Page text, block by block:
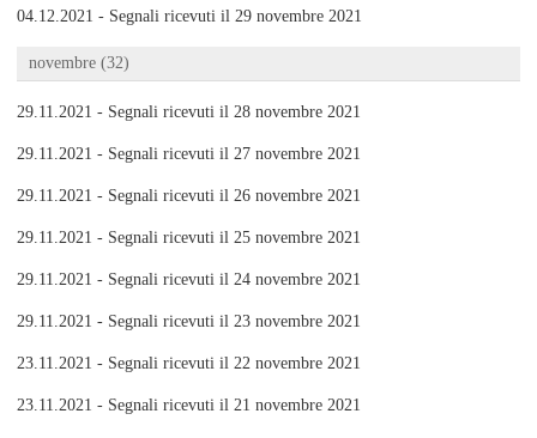
04.12.2021 - Segnali ricevuti il 29 novembre 2021
novembre (32)
29.11.2021 - Segnali ricevuti il 28 novembre 2021
29.11.2021 - Segnali ricevuti il 27 novembre 2021
29.11.2021 - Segnali ricevuti il 26 novembre 2021
29.11.2021 - Segnali ricevuti il 25 novembre 2021
29.11.2021 - Segnali ricevuti il 24 novembre 2021
29.11.2021 - Segnali ricevuti il 23 novembre 2021
23.11.2021 - Segnali ricevuti il 22 novembre 2021
23.11.2021 - Segnali ricevuti il 21 novembre 2021